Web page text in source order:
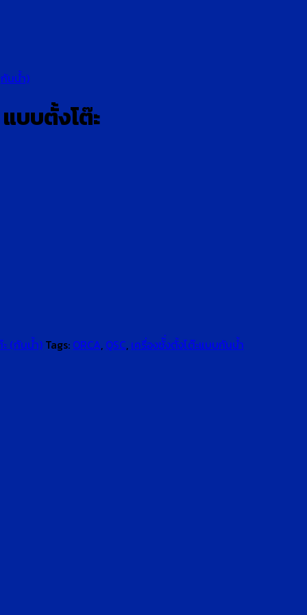
นน้ำ)
บบตั้งโต๊ะ
(กันน้ำ) Tags: ORCA, QSC, เครื่องชัั่งตั้งโต๊ะแบบกันน้ำ